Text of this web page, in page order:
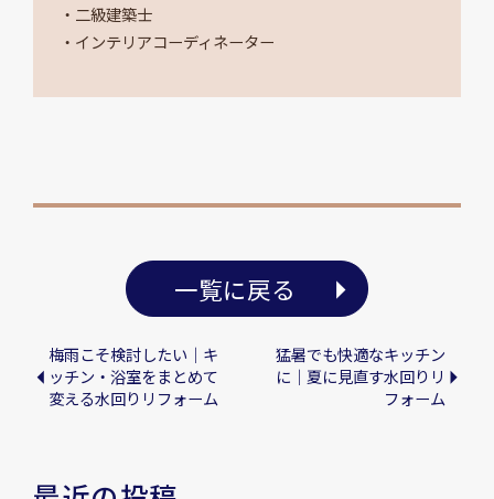
・二級建築士
・インテリアコーディネーター
一覧に戻る
梅雨こそ検討したい｜キ
ッチン・浴室をまとめて
変える水回りリフォーム
猛暑でも快適なキッチン
に｜夏に見直す水回りリ
フォーム